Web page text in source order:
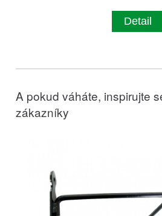
Detail
A pokud váháte, inspirujte
zákazníky